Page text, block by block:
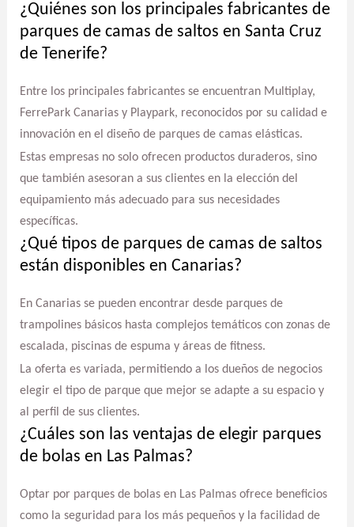
¿Quiénes son los principales fabricantes de
parques de camas de saltos en Santa Cruz
de Tenerife?
Entre los principales fabricantes se encuentran Multiplay,
FerrePark Canarias y Playpark, reconocidos por su calidad e
innovación en el diseño de parques de camas elásticas.
Estas empresas no solo ofrecen productos duraderos, sino
que también asesoran a sus clientes en la elección del
equipamiento más adecuado para sus necesidades
específicas.
¿Qué tipos de parques de camas de saltos
están disponibles en Canarias?
En Canarias se pueden encontrar desde parques de
trampolines básicos hasta complejos temáticos con zonas de
escalada, piscinas de espuma y áreas de fitness.
La oferta es variada, permitiendo a los dueños de negocios
elegir el tipo de parque que mejor se adapte a su espacio y
al perfil de sus clientes.
¿Cuáles son las ventajas de elegir parques
de bolas en Las Palmas?
Optar por parques de bolas en Las Palmas ofrece beneficios
como la seguridad para los más pequeños y la facilidad de